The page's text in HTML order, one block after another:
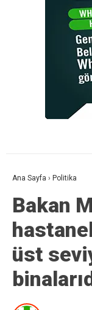
Ana Sayfa › Politika
Bakan
üst